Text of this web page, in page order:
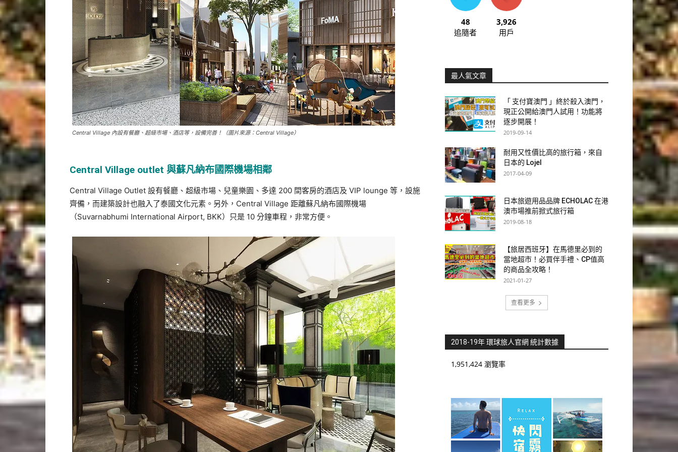
Central Village 內設有餐廳、超級市場、酒店等，設備完善！（圖片來源：Central Village）
Central Village outlet 與蘇凡納布國際機場相鄰
Central Village Outlet 設有餐廳、超級市場、兒童樂園、多達 200 間客房的酒店及 VIP lounge 等，設施
齊備，而建築設計也融入了泰國文化元素。另外，Central Village 距離蘇凡納布國際機場
（Suvarnabhumi International Airport, BKK）只是 10 分鐘車程，非常方便。
48
追隨者
3,926
用戶
最人氣文章
「 支付寶澳門 」終於殺入澳門，
現正公開給澳門人試用！功能將
逐步開展！
2019-09-14
耐用又性價比高的旅行箱，來自
日本的 Lojel
2017-04-09
日本旅遊用品品牌 ECHOLAC 在港
澳市場推前掀式旅行箱
2019-08-18
【旅居西班牙】在馬德里必到的
當地超市！必買伴手禮、CP值高
的商品全攻略！
2021-01-27
查看更多
2018-19年 環球旅人官網 統計數據
1,951,424 瀏覽率